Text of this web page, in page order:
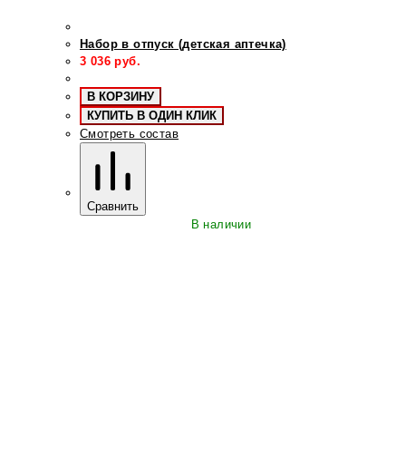
Набор в отпуск (детская аптечка)
3 036 руб.
В КОРЗИНУ
КУПИТЬ В ОДИН КЛИК
Смотреть состав
Сравнить
В наличии